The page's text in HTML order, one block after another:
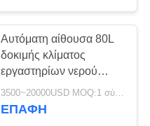
Αυτόματη αίθουσα 80L
δοκιμής κλίματος
εργαστηρίων νερού
ανακύκλωσης LIYI στην
αίθουσα υγρασίας
3500~20000USD MOQ:1 σύνολο
ΕΠΑΦΉ